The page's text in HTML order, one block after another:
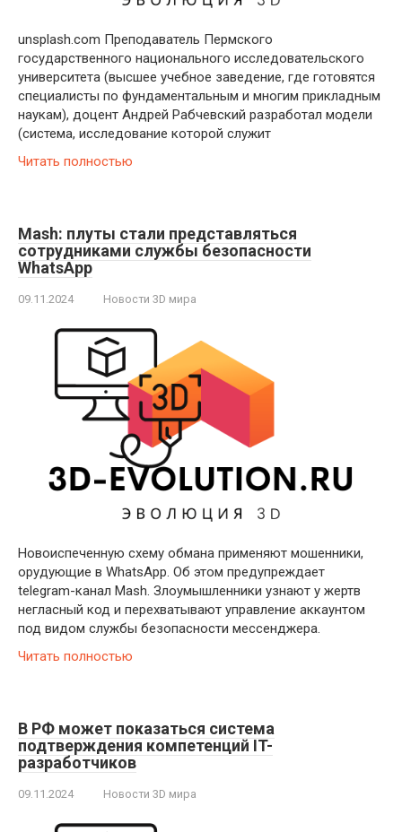
unsplash.com Преподаватель Пермского
государственного национального исследовательского
университета (высшее учебное заведение, где готовятся
специалисты по фундаментальным и многим прикладным
наукам), доцент Андрей Рабчевский разработал модели
(система, исследование которой служит
Читать полностью
Mash: плуты стали представляться
сотрудниками службы безопасности
WhatsApp
09.11.2024 Новости 3D мира
Новоиспеченную схему обмана применяют мошенники,
орудующие в WhatsApp. Об этом предупреждает
telegram-канал Mash. Злоумышленники узнают у жертв
негласный код и перехватывают управление аккаунтом
под видом службы безопасности мессенджера.
Читать полностью
В РФ может показаться система
подтверждения компетенций IT-
разработчиков
09.11.2024 Новости 3D мира